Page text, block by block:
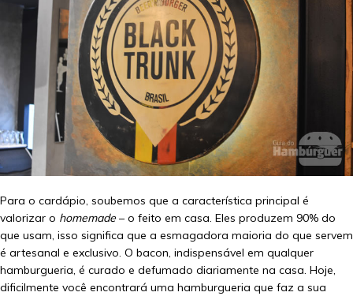
Para o cardápio, soubemos que a característica principal é
valorizar o homemade – o feito em casa. Eles produzem 90% do
que usam, isso significa que a esmagadora maioria do que servem
é artesanal e exclusivo. O bacon, indispensável em qualquer
hamburgueria, é curado e defumado diariamente na casa. Hoje,
dificilmente você encontrará uma hamburgueria que faz a sua